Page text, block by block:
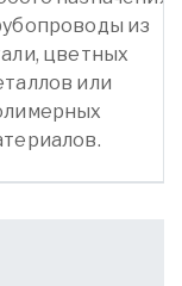
из
цветных
или